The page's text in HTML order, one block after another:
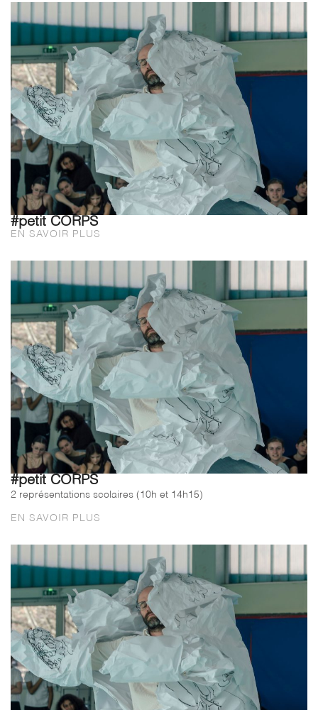
#petit CORPS
EN SAVOIR PLUS
#petit CORPS
2 représentations scolaires (10h et 14h15)
EN SAVOIR PLUS